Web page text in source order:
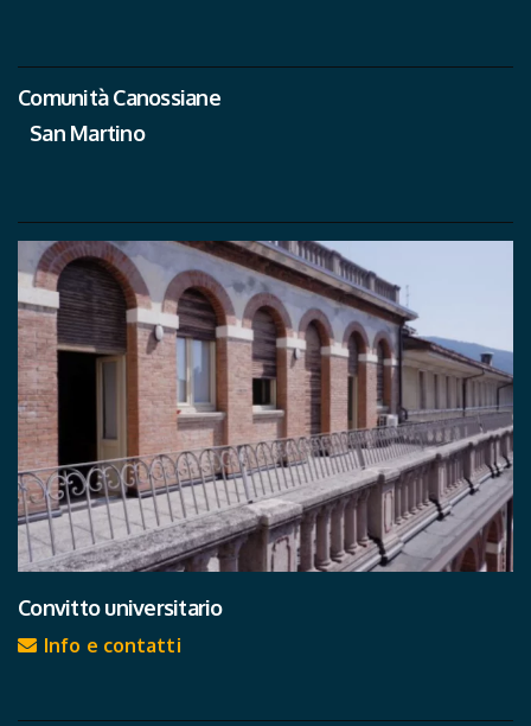
Comunità Canossiane
San Martino
Convitto universitario
Info e contatti